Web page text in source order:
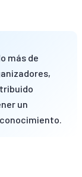
más de
un